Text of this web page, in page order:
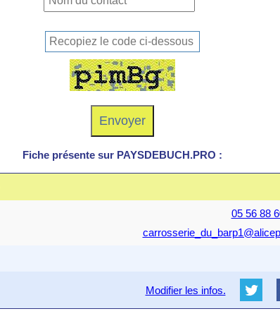
Fiche présente sur PAYSDEBUCH.PRO :
05 56 88
Modifier les infos.